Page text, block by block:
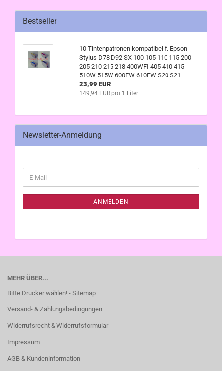
Bestseller
10 Tintenpatronen kompatibel f. Epson
Stylus D78 D92 SX 100 105 110 115 200
205 210 215 218 400WFI 405 410 415
510W 515W 600FW 610FW S20 S21
23,99 EUR
149,94 EUR pro 1 Liter
Newsletter-Anmeldung
ZUR
E-
Mail
ANMELDEN
MEHR ÜBER...
Bitte Drucker wählen! - Sitemap
Versand- & Zahlungsbedingungen
Widerrufsrecht & Widerrufsformular
Impressum
AGB & Kundeninformation